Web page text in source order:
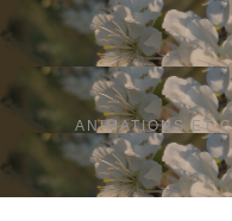
ANIMATIONS ET